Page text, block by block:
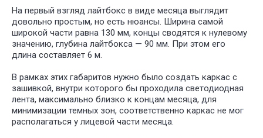
Лайтбокс месяц:
На первый взгляд лайтбокс в виде месяца выглядит
довольно простым, но есть нюансы. Ширина самой
широкой части равна 130 мм, концы сводятся к нулевому
значению, глубина лайтбокса — 90 мм. При этом его
длина составляет 6 м.
В рамках этих габаритов нужно было создать каркас с
зашивкой, внутри которого бы проходила светодиодная
лента, максимально близко к концам месяца, для
минимизации темных зон, соответственно каркас не мог
располагаться у лицевой части месяца.